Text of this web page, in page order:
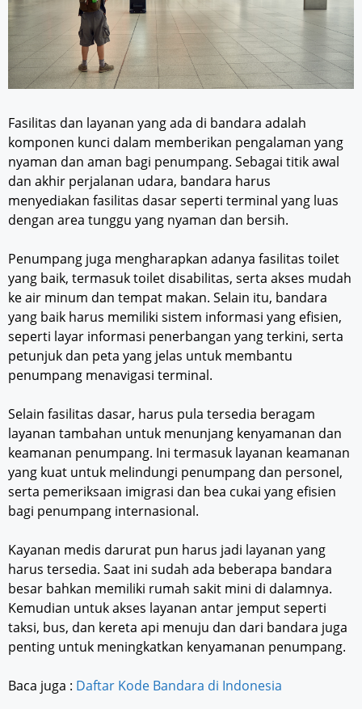
Fasilitas dan layanan yang ada di bandara adalah
komponen kunci dalam memberikan pengalaman yang
nyaman dan aman bagi penumpang. Sebagai titik awal
dan akhir perjalanan udara, bandara harus
menyediakan fasilitas dasar seperti terminal yang luas
dengan area tunggu yang nyaman dan bersih.
Penumpang juga mengharapkan adanya fasilitas toilet
yang baik, termasuk toilet disabilitas, serta akses mudah
ke air minum dan tempat makan. Selain itu, bandara
yang baik harus memiliki sistem informasi yang efisien,
seperti layar informasi penerbangan yang terkini, serta
petunjuk dan peta yang jelas untuk membantu
penumpang menavigasi terminal.
Selain fasilitas dasar, harus pula tersedia beragam
layanan tambahan untuk menunjang kenyamanan dan
keamanan penumpang. Ini termasuk layanan keamanan
yang kuat untuk melindungi penumpang dan personel,
serta pemeriksaan imigrasi dan bea cukai yang efisien
bagi penumpang internasional.
Kayanan medis darurat pun harus jadi layanan yang
harus tersedia. Saat ini sudah ada beberapa bandara
besar bahkan memiliki rumah sakit mini di dalamnya.
Kemudian untuk akses layanan antar jemput seperti
taksi, bus, dan kereta api menuju dan dari bandara juga
penting untuk meningkatkan kenyamanan penumpang.
Baca juga : Daftar Kode Bandara di Indonesia